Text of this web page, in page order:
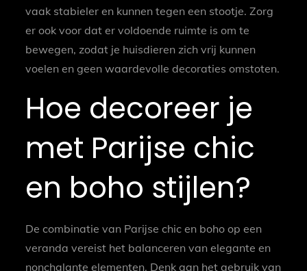
vaak stabieler en kunnen tegen een stootje. Zorg
er ook voor dat er voldoende ruimte is om te
bewegen, zodat je huisdieren zich vrij kunnen
voelen en geen waardevolle decoraties omstoten.
Hoe decoreer je
met Parijse chic
en boho stijlen?
De combinatie van Parijse chic en boho op een
veranda vereist het balanceren van elegante en
nonchalante elementen. Denk aan het gebruik van